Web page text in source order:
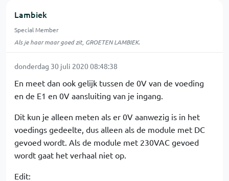
Lambiek
Special Member
Als je haar maar goed zit, GROETEN LAMBIEK.
donderdag 30 juli 2020 08:48:38
En meet dan ook gelijk tussen de 0V van de voeding
en de E1 en 0V aansluiting van je ingang.
Dit kun je alleen meten als er 0V aanwezig is in het
voedings gedeelte, dus alleen als de module met DC
gevoed wordt. Als de module met 230VAC gevoed
wordt gaat het verhaal niet op.
Edit: